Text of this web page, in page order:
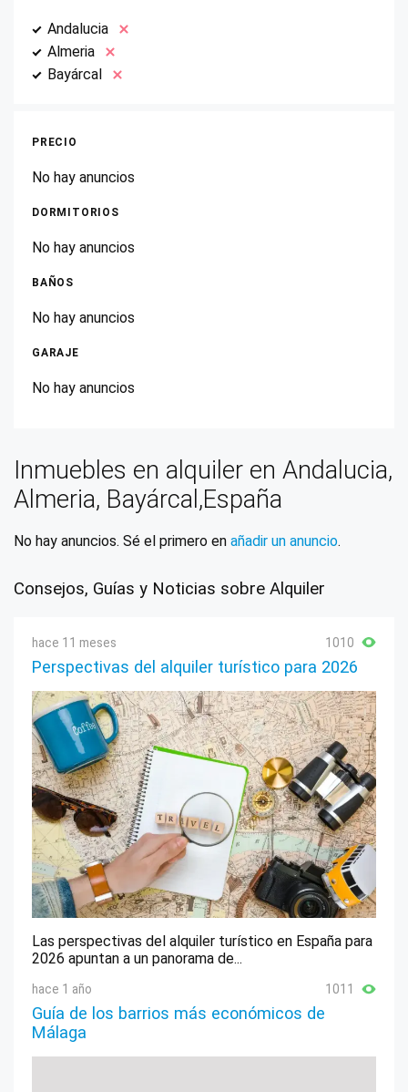
Andalucia
Almeria
Bayárcal
PRECIO
No hay anuncios
DORMITORIOS
No hay anuncios
BAÑOS
No hay anuncios
GARAJE
No hay anuncios
Inmuebles en alquiler en Andalucia,
Almeria, Bayárcal,España
No hay anuncios. Sé el primero en añadir un anuncio.
Consejos, Guías y Noticias sobre Alquiler
hace 11 meses 1010
Perspectivas del alquiler turístico para 2026
Las perspectivas del alquiler turístico en España para
2026 apuntan a un panorama de...
hace 1 año 1011
Guía de los barrios más económicos de
Málaga